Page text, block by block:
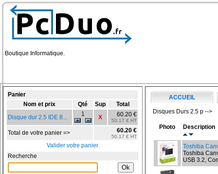
Boutique Informatique.
Panier
Nom et prix
Qté Sup
Total
Disque dur 2.5 IDE 8...
1 X 60.20 €
50.17 € HT
Total de votre panier => 60.20 €
50.17 € HT
Valider votre panier
Recherche
ACCUEIL
Disques Durs 2.5 p -->
Photo Description
Toshiba
Toshiba
USB 3.2,